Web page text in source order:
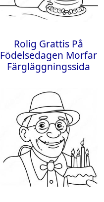
Rolig Grattis På
Födelsedagen Morfar
Färgläggningssida